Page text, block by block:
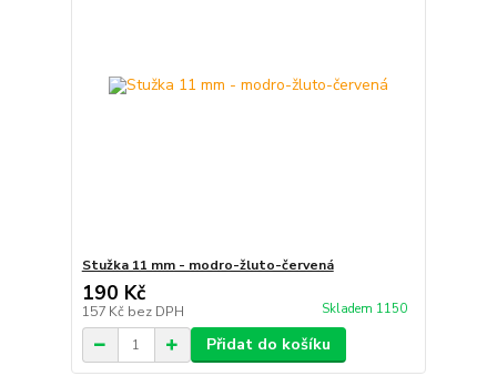
Stužka 11 mm - modro-žluto-červená
190 Kč
157 Kč bez DPH Skladem 1150
Přidat do košíku